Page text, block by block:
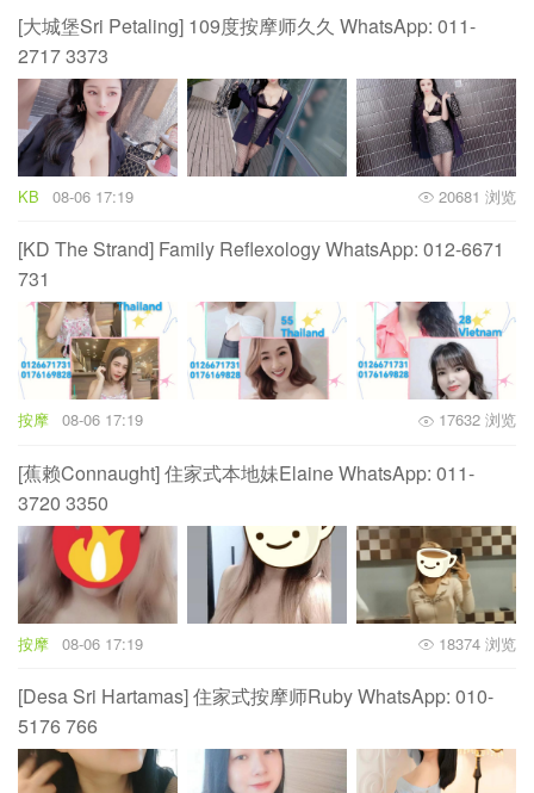
[大城堡Sri Petaling] 109度按摩师久久 WhatsApp: 011-
2717 3373
KB 08-06 17:19 20681 浏览
[KD The Strand] Family Reflexology WhatsApp: 012-6671
731
按摩 08-06 17:19 17632 浏览
[蕉赖Connaught] 住家式本地妹Elaine WhatsApp: 011-
3720 3350
按摩 08-06 17:19 18374 浏览
[Desa Sri Hartamas] 住家式按摩师Ruby WhatsApp: 010-
5176 766